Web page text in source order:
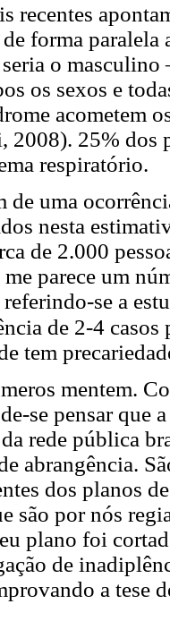
recentes
forma paralela
o masculino
os sexos e
acometem
2008). 25% dos
respiratório.
de uma
nesta
de 2.000
parece um
referindo-se a
de 2-4
tem
mentem.
se pensar que
rede pública
abrangência.
dos planos
são por nós
plano foi
de
a tese